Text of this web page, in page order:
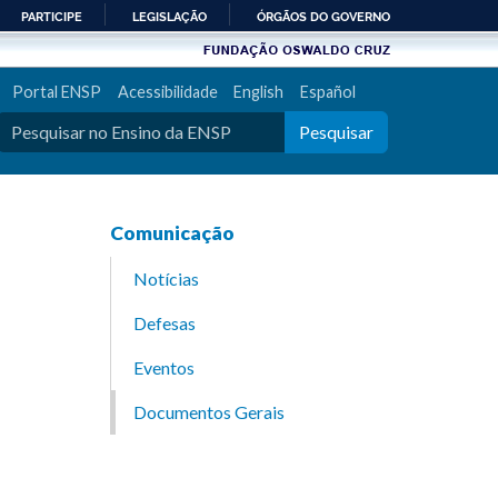
PARTICIPE LEGISLAÇÃO ÓRGÃOS DO GOVERNO
Portal ENSP Acessibilidade English Español
Pesquisar
Comunicação
Notícias
Defesas
Eventos
Documentos Gerais